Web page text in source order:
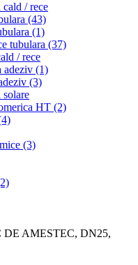
/ rece
(43)
(1)
tubulara (37)
/ rece
adeziv (1)
(3)
HT (2)
(3)